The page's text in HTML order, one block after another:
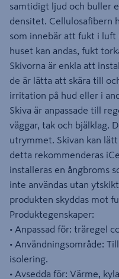
samtidigt ljud och buller
densitet. Cellulosafibern
som innebär att fukt i luft
huset kan andas, fukt
Skivorna är enkla att
de är lätta att skära till
irritation på hud eller i
Skiva är anpassade till
väggar, tak och bjälklag.
utrymmet. Skivan kan lätt
detta rekommenderas
installeras en ångbroms
inte användas utan
produkten skyddas mot
Produktegenskaper:
• Anpassad för: träregel
• Användningsområde:
isolering.
• Avsedda för: Värme,